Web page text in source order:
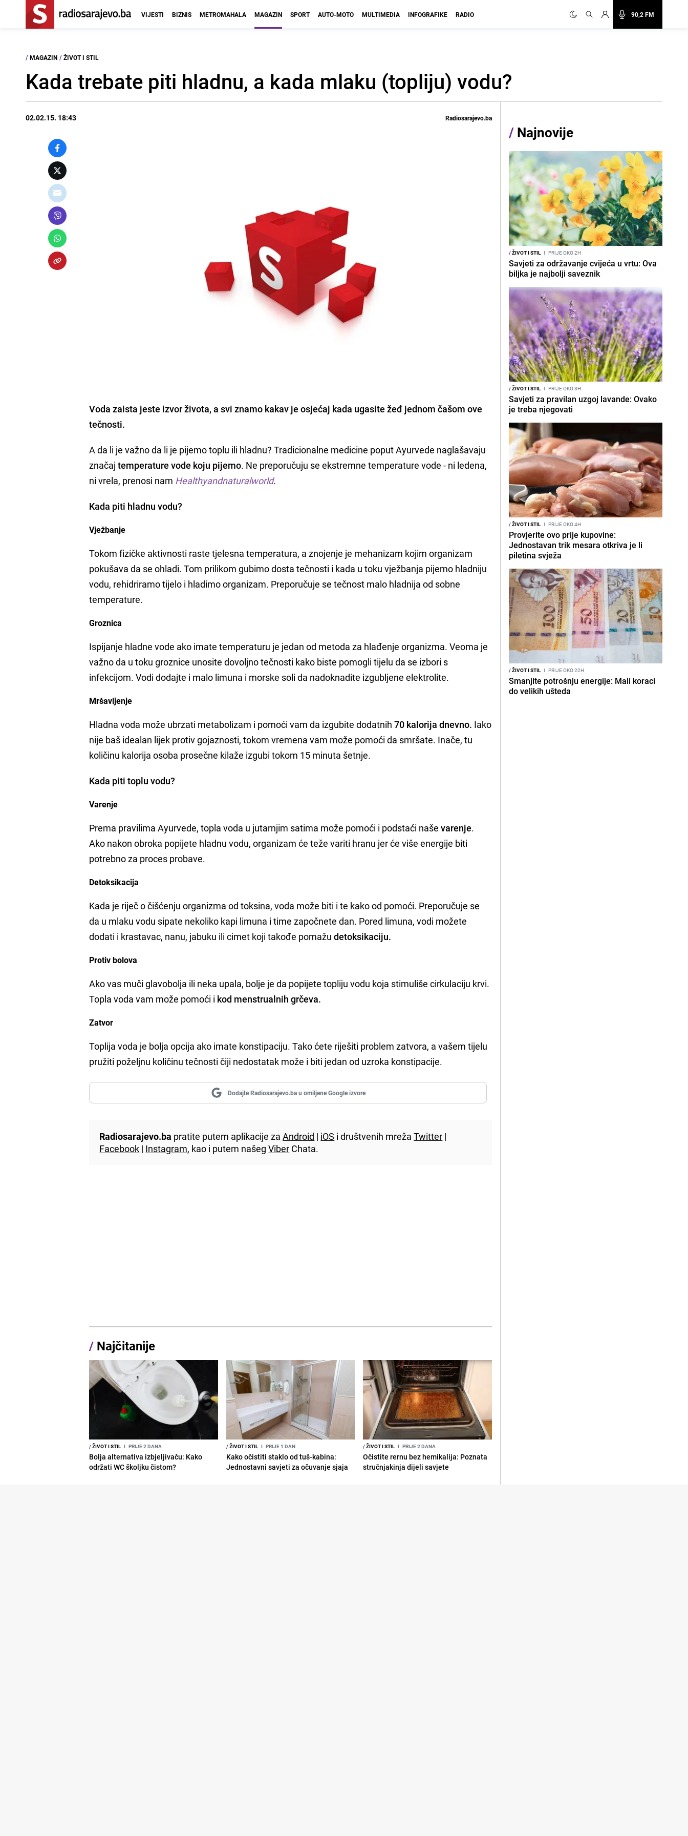
90,2 FM
VIJESTI BIZNIS METROMAHALA MAGAZIN SPORT AUTO-MOTO MULTIMEDIA INFOGRAFIKE RADIO
/ MAGAZIN / ŽIVOT I STIL
Kada trebate piti hladnu, a kada mlaku (topliju) vodu?
02.02.15. 18:43 Radiosarajevo.ba
Voda zaista jeste izvor života, a svi znamo kakav je osjećaj kada ugasite žeđ jednom čašom ove
tečnosti.
A da li je važno da li je pijemo toplu ili hladnu? Tradicionalne medicine poput Ayurvede naglašavaju
značajtemperature vode koju pijemo. Ne preporučuju se ekstremne temperature vode - ni ledena,
ni vrela, prenosi nam Healthyandnaturalworld.
Kada piti hladnu vodu?
Vježbanje
Tokom fizičke aktivnosti raste tjelesna temperatura, a znojenje je mehanizam kojim organizam
pokušava da se ohladi. Tom prilikom gubimo dosta tečnosti i kada u toku vježbanja pijemo hladniju
vodu, rehidriramo tijelo i hladimo organizam. Preporučuje se tečnost malo hladnija od sobne
temperature.
Groznica
Ispijanje hladne vode ako imate temperaturu je jedan od metoda za hlađenje organizma. Veoma je
važno da u toku groznice unosite dovoljno tečnosti kako biste pomogli tijelu da se izbori s
infekcijom. Vodi dodajte i malo limuna i morske soli da nadoknadite izgubljene elektrolite.
Mršavljenje
Hladna voda može ubrzati metabolizam i pomoći vam da izgubite dodatnih 70 kalorija dnevno. Iako
nije baš idealan lijek protiv gojaznosti, tokom vremena vam može pomoći da smršate. Inače, tu
količinu kalorija osoba prosečne kilaže izgubi tokom 15 minuta šetnje.
Kada piti toplu vodu?
Varenje
Prema pravilima Ayurvede, topla voda u jutarnjim satima može pomoći i podstaći naševarenje.
Ako nakon obroka popijete hladnu vodu, organizam će teže variti hranu jer će više energije biti
potrebno za proces probave.
Detoksikacija
Kada je riječ o čišćenju organizma od toksina, voda može biti i te kako od pomoći. Preporučuje se
da u mlaku vodu sipate nekoliko kapi limuna i time započnete dan. Pored limuna, vodi možete
dodati i krastavac, nanu, jabuku ili cimet koji takođe pomažudetoksikaciju.
Protiv bolova
Ako vas muči glavobolja ili neka upala, bolje je da popijete topliju vodu koja stimuliše cirkulaciju krvi.
Topla voda vam može pomoći i kod menstrualnih grčeva.
Zatvor
Toplija voda je bolja opcija ako imate konstipaciju. Tako ćete riješiti problem zatvora, a vašem tijelu
pružiti poželjnu količinu tečnosti čiji nedostatak može i biti jedan od uzroka konstipacije.
Dodajte Radiosarajevo.ba u omiljene Google izvore
Radiosarajevo.ba pratite putem aplikacije zaAndroid | iOS i društvenih mrežaTwitter |
Facebook | Instagram, kao i putem našegViber Chata.
/ Najčitanije
/ŽIVOT I STIL I PRIJE 2 DANA
Bolja alternativa izbjeljivaču: Kako
održati WC školjku čistom?
/ŽIVOT I STIL I PRIJE 1 DAN
Kako očistiti staklo od tuš-kabina:
Jednostavni savjeti za očuvanje sjaja
/ŽIVOT I STIL I PRIJE 2 DANA
Očistite rernu bez hemikalija: Poznata
stručnjakinja dijeli savjete
/ Najnovije
/ŽIVOT I STIL I PRIJE OKO 2H
Savjeti za održavanje cvijeća u vrtu: Ova
biljka je najbolji saveznik
/ŽIVOT I STIL I PRIJE OKO 3H
Savjeti za pravilan uzgoj lavande: Ovako
je treba njegovati
/ŽIVOT I STIL I PRIJE OKO 4H
Provjerite ovo prije kupovine:
Jednostavan trik mesara otkriva je li
piletina svježa
/ŽIVOT I STIL I PRIJE OKO 22H
Smanjite potrošnju energije: Mali koraci
do velikih ušteda